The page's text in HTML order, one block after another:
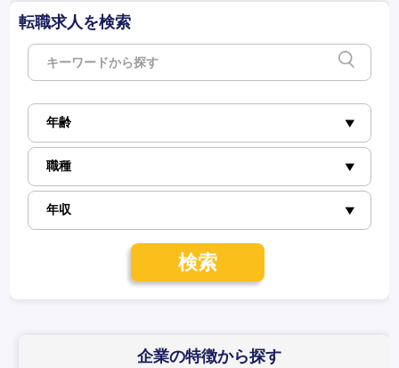
転職求人を検索
検索
企業の特徴から探す